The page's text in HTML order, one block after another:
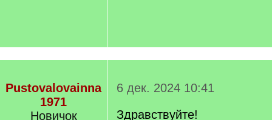
Pustovalovainna
1971
Новичок
6 дек. 2024 10:41
Здравствуйте!